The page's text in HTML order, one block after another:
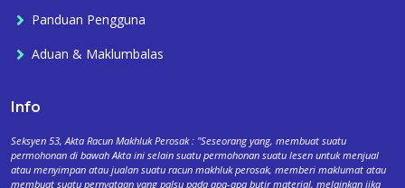
Panduan Pengguna
Aduan & Maklumbalas
Info
Seksyen 53, Akta Racun Makhluk Perosak : "Seseorang yang, membuat suatu
permohonan di bawah Akta ini selain suatu permohonan suatu lesen untuk menjual
atau menyimpan atau jualan suatu racun makhluk perosak, memberi maklumat atau
membuat suatu pernyataan yang palsu pada apa-apa butir material, melainkan jika